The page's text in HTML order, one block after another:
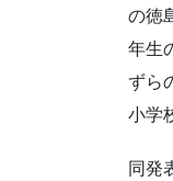
の徳
年生
ずら
小学
同発